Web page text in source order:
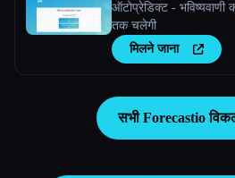
ऑटोप्रेडिक्ट - भविष्यवाणी
तक चलेगी
मिलने जाना
सभी Forecastio